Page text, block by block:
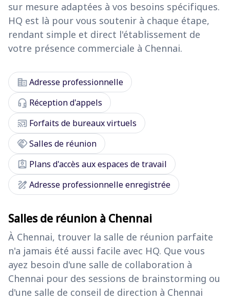
sur mesure adaptées à vos besoins spécifiques.
HQ est là pour vous soutenir à chaque étape,
rendant simple et direct l'établissement de
votre présence commerciale à Chennai.
corporate_fareAdresse professionnelle
headset_mic Réception d'appels
cast_connected Forfaits de bureaux virtuels
handshakeSalles de réunion
assignment_ind Plans d'accès aux espaces de travail
draw Adresse professionnelle enregistrée
Salles de réunion à Chennai
À Chennai, trouver la salle de réunion parfaite
n'a jamais été aussi facile avec HQ. Que vous
ayez besoin d'une salle de collaboration à
Chennai pour des sessions de brainstorming ou
d'une salle de conseil de direction à Chennai